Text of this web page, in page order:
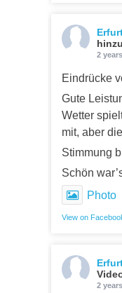
2
Eindrücke
Gute
Wetter
mit, aber die
Stimmung
Schön
Photo
View on
2